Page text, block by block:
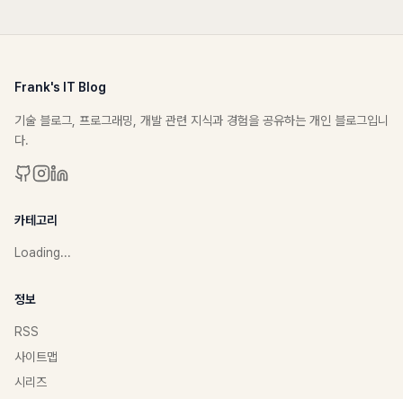
Frank's IT Blog
기술 블로그, 프로그래밍, 개발 관련 지식과 경험을 공유하는 개인 블로그입니
다.
카테고리
Loading...
정보
RSS
사이트맵
시리즈